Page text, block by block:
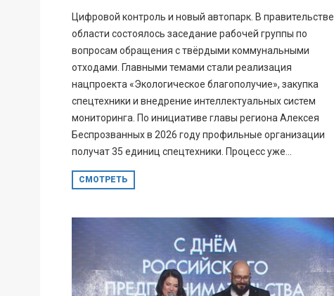
Цифровой контроль и новый автопарк. В правительстве
области состоялось заседание рабочей группы по
вопросам обращения с твёрдыми коммунальными
отходами. Главными темами стали реализация
нацпроекта «Экологическое благополучие», закупка
спецтехники и внедрение интеллектуальных систем
мониторинга. По инициативе главы региона Алексея
Беспрозванных в 2026 году профильные организации
получат 35 единиц спецтехники. Процесс уже...
СМОТРЕТЬ